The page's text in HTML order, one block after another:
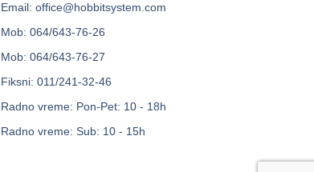
Email: office@hobbitsystem.com
Mob: 064/643-76-26
Mob: 064/643-76-27
Fiksni: 011/241-32-46
Radno vreme: Pon-Pet: 10 - 18h
Radno vreme: Sub: 10 - 15h